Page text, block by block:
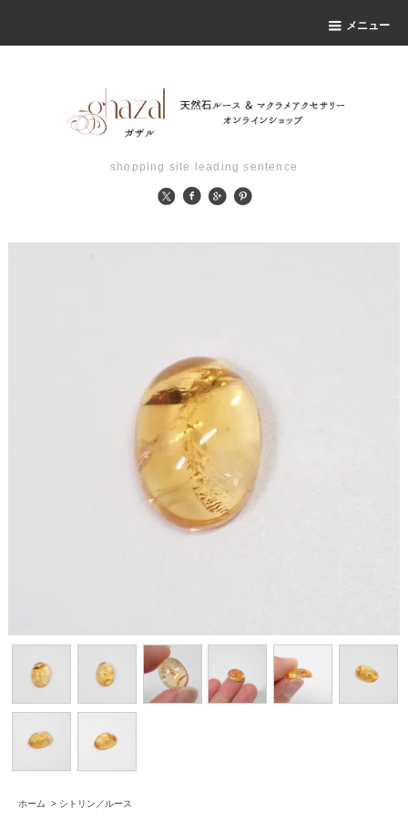
メニュー
shopping site leading sentence
ホーム > シトリン／ルース